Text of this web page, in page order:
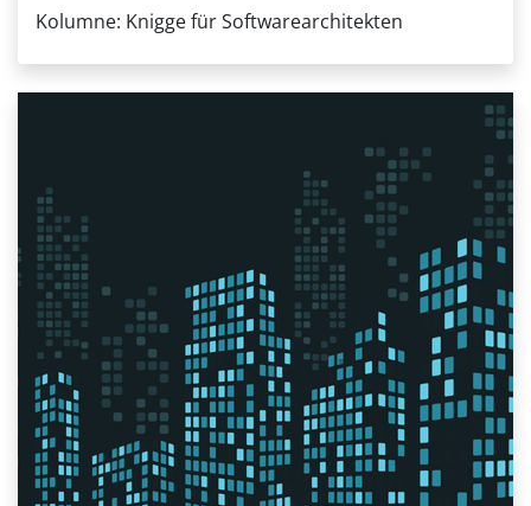
Kolumne: Knigge für Softwarearchitekten